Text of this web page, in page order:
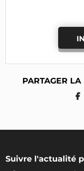
PARTAGER
Suivre l'actualité